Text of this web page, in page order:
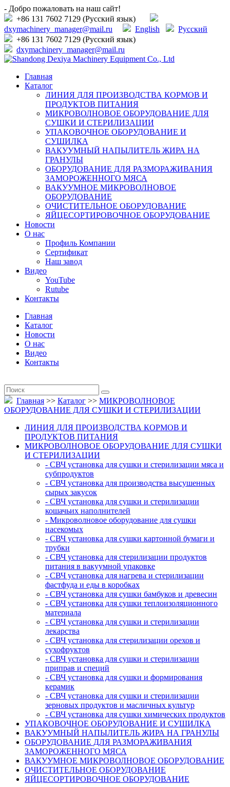
- Добро пожаловать на наш сайт!
+86 131 7602 7129 (Русский язык)
dxymachinery_manager@mail.ru
English
Русский
+86 131 7602 7129 (Русский язык)
dxymachinery_manager@mail.ru
Главная
Каталог
ЛИНИЯ ДЛЯ ПРОИЗВОДСТВА КОРМОВ И
ПРОДУКТОВ ПИТАНИЯ
МИКРОВОЛНОВОЕ ОБОРУДОВАНИЕ ДЛЯ
СУШКИ И СТЕРИЛИЗАЦИИ
УПАКОВОЧНОЕ ОБОРУДОВАНИЕ И
СУШИЛКА
ВАКУУМНЫЙ НАПЫЛИТЕЛЬ ЖИРА НА
ГРАНУЛЫ
ОБОРУДОВАНИЕ ДЛЯ РАЗМОРАЖИВАНИЯ
ЗАМОРОЖЕННОГО МЯСА
ВАКУУМНОЕ МИКРОВОЛНОВОЕ
ОБОРУДОВАНИЕ
ОЧИСТИТЕЛЬНОЕ ОБОРУДОВАНИЕ
ЯЙЦЕСОРТИРОВОЧНОЕ ОБОРУДОВАНИЕ
Новости
О нас
Профиль Компании
Сертификат
Наш завод
Видео
YouTube
Rutube
Контакты
Главная
Каталог
Новости
О нас
Видео
Контакты
Главная >> Каталог >> МИКРОВОЛНОВОЕ
ОБОРУДОВАНИЕ ДЛЯ СУШКИ И СТЕРИЛИЗАЦИИ
ЛИНИЯ ДЛЯ ПРОИЗВОДСТВА КОРМОВ И
ПРОДУКТОВ ПИТАНИЯ
МИКРОВОЛНОВОЕ ОБОРУДОВАНИЕ ДЛЯ СУШКИ
И СТЕРИЛИЗАЦИИ
- СВЧ установка для сушки и стерилизации мяса и
субпродуктов
- СВЧ установка для производства высушенных
сырых закусок
- СВЧ установка для сушки и стерилизации
кошачьих наполнителей
- Микроволновое оборудование для сушки
насекомых
- СВЧ установка для сушки картонной бумаги и
трубки
- СВЧ установка для стерилизации продуктов
питания в вакуумной упаковке
- СВЧ установка для нагрева и стерилизации
фастфуда и еды в коробках
- СВЧ установка для сушки бамбуков и древесин
- СВЧ установка для сушки теплоизоляционного
материала
- СВЧ установка для сушки и стерилизации
лекарства
- СВЧ установка для стерилизации орехов и
сухофруктов
- СВЧ установка для сушки и стерилизации
приправ и специй
- СВЧ установка для сушки и формирования
керамик
- СВЧ установка для сушки и стерилизации
зерновых продуктов и масличных культур
- СВЧ установка для сушки химических продуктов
УПАКОВОЧНОЕ ОБОРУДОВАНИЕ И СУШИЛКА
ВАКУУМНЫЙ НАПЫЛИТЕЛЬ ЖИРА НА ГРАНУЛЫ
ОБОРУДОВАНИЕ ДЛЯ РАЗМОРАЖИВАНИЯ
ЗАМОРОЖЕННОГО МЯСА
ВАКУУМНОЕ МИКРОВОЛНОВОЕ ОБОРУДОВАНИЕ
ОЧИСТИТЕЛЬНОЕ ОБОРУДОВАНИЕ
ЯЙЦЕСОРТИРОВОЧНОЕ ОБОРУДОВАНИЕ